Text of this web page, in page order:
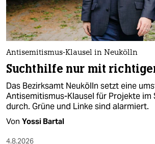
Antisemitismus-Klausel in Neukölln
Suchthilfe nur mit
Das Bezirksamt Neukölln setzt eine
Antisemitismus-Klausel für Projekte im
durch. Grüne und Linke sind alarmiert.
Von Yossi Bartal
4.8.2026